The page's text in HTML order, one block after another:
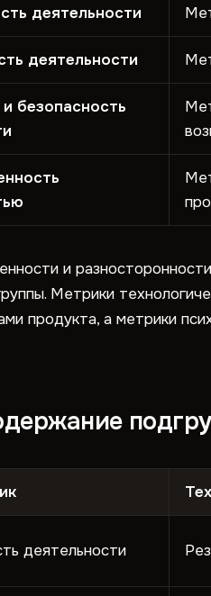
деятельности
деятельности
безопасность
и
Метрики
продукта, а метрики
деятельности